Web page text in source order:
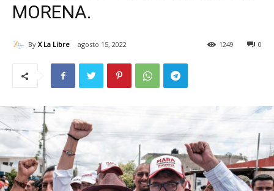
MORENA.
By X La Libre agosto 15, 2022 0
1249